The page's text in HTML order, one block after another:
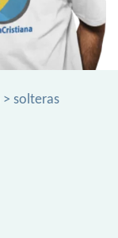
> solteras